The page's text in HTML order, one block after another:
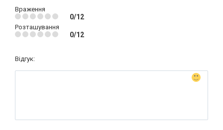
Враження
0/12
Розташування
0/12
Відгук: